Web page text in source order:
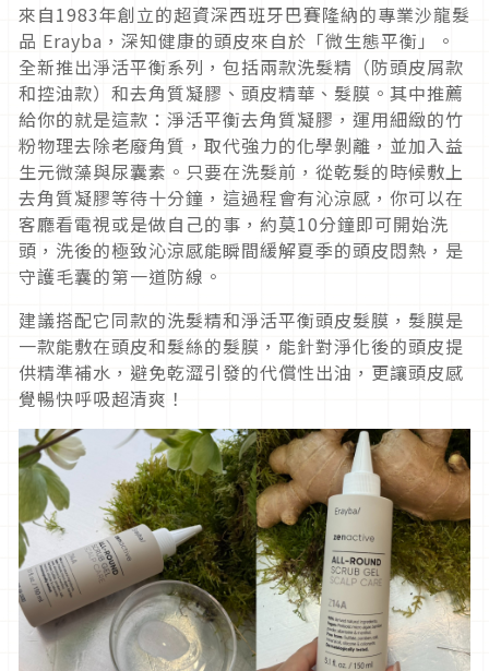
來自1983年創立的超資深西班牙巴賽隆納的專業沙龍髮
品 Erayba，深知健康的頭皮來自於「微生態平衡」。
全新推出淨活平衡系列，包括兩款洗髮精（防頭皮屑款
和控油款）和去角質凝膠、頭皮精華、髮膜。其中推薦
給你的就是這款：淨活平衡去角質凝膠，運用細緻的竹
粉物理去除老廢角質，取代強力的化學剝離，並加入益
生元微藻與尿囊素。只要在洗髮前，從乾髮的時候敷上
去角質凝膠等待十分鐘，這過程會有沁涼感，你可以在
客廳看電視或是做自己的事，約莫10分鐘即可開始洗
頭，洗後的極致沁涼感能瞬間緩解夏季的頭皮悶熱，是
守護毛囊的第一道防線。
建議搭配它同款的洗髮精和淨活平衡頭皮髮膜，髮膜是
一款能敷在頭皮和髮絲的髮膜，能針對淨化後的頭皮提
供精準補水，避免乾澀引發的代償性出油，更讓頭皮感
覺暢快呼吸超清爽！